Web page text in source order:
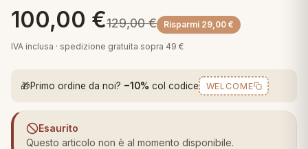
arredo
arredo
Step
in fibra
in piuma
Plaid Cartoons
Teli Mare Cartoons
Trapuntini Cartoons
100,00 €129,00€ Risparmi 29,00 €
IVA inclusa · spedizione gratuita sopra 49 €
🎁Primo ordine da noi? −10% col codice WELCOME
Esaurito
Questo articolo non è al momento disponibile.